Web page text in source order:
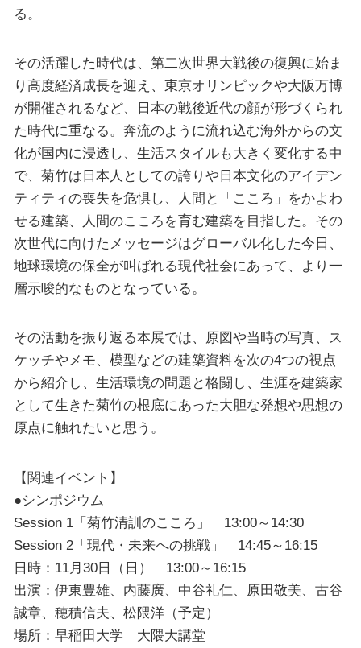
る。
その活躍した時代は、第二次世界大戦後の復興に始ま
り高度経済成長を迎え、東京オリンピックや大阪万博
が開催されるなど、日本の戦後近代の顔が形づくられ
た時代に重なる。奔流のように流れ込む海外からの文
化が国内に浸透し、生活スタイルも大きく変化する中
で、菊竹は日本人としての誇りや日本文化のアイデン
ティティの喪失を危惧し、人間と「こころ」をかよわ
せる建築、人間のこころを育む建築を目指した。その
次世代に向けたメッセージはグローバル化した今日、
地球環境の保全が叫ばれる現代社会にあって、より一
層示唆的なものとなっている。
その活動を振り返る本展では、原図や当時の写真、ス
ケッチやメモ、模型などの建築資料を次の4つの視点
から紹介し、生活環境の問題と格闘し、生涯を建築家
として生きた菊竹の根底にあった大胆な発想や思想の
原点に触れたいと思う。
【関連イベント】
●シンポジウム
Session 1「菊竹清訓のこころ」 13:00～14:30
Session 2「現代・未来への挑戦」 14:45～16:15
日時：11月30日（日） 13:00～16:15
出演：伊東豊雄、内藤廣、中谷礼仁、原田敬美、古谷
誠章、穂積信夫、松隈洋（予定）
場所：早稲田大学 大隈大講堂